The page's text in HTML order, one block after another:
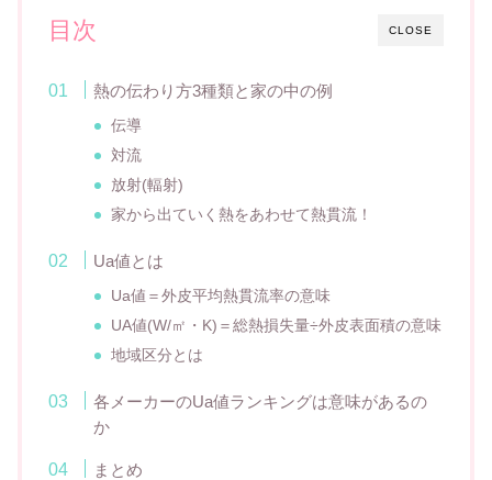
CLOSE
目次
熱の伝わり方3種類と家の中の例
伝導
対流
放射(輻射)
家から出ていく熱をあわせて熱貫流！
Ua値とは
Ua値＝外皮平均熱貫流率の意味
UA値(W/㎡・K)＝総熱損失量÷外皮表面積の意味
地域区分とは
各メーカーのUa値ランキングは意味があるの
か
まとめ